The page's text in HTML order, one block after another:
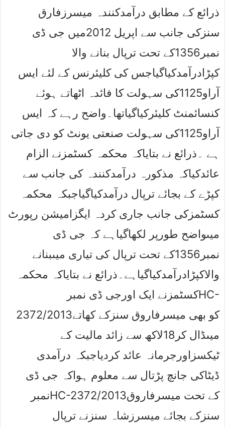
ذرائع کے مطابق درآمدکنندہ میسرزفارق
سنزکی جانب سے اپریل 2012میں جی ڈی
نمبر1356کے تحت ترپال بنانے والا
کپڑادرآمدکیاگیاجس کی کلیئرنس کے لئے ایس
آراو1125کی سہولت کا فائدہ اٹھاتے ہوئے
کنسائمنٹ کلیئرکیاگیاتھا۔واضح رہے کہ ایس
آراو1125کی سہولت صنعتی یونٹ کو دی جاتی
ہے ۔ذرائع نے بتایاکہ محکمہ کسٹمزنے الزام
عائدکیاکہ مذکورہ درآمدکنندہ کی جانب سے
کپڑے کے بجائے ترپال درآمدکیاگیاجبکہ محکمہ
کسٹمزکی جانب جاری کردہ ایگزامیشن رپورٹ
میںواضح طورپر لکھاگیاہے کہ جی ڈی
نمبر1356کے تحت ترپال کی تیاری میںبنانے
والاکپڑادرآمدکیاگیاہے۔ذرائع نے بتایاکہ محکمہ
کسٹمزنے ایک اورجی ڈی نمبرHC-
2372/2013کو بھی میسرفاروق سنزکے کھاتے
میںڈال کر18لاکھ سے زائد مالیت کے
ٹیکسزاورجرمانہ عائد کردیاجبکہ درآمدی
ڈیٹاکی جانچ پڑتال سے معلوم ہواکہ جی ڈی
نمبرHC-2372/2013کے تحت میسرفاروق
سنزکے بجائے میسرزشاہ سنزنے ترپال